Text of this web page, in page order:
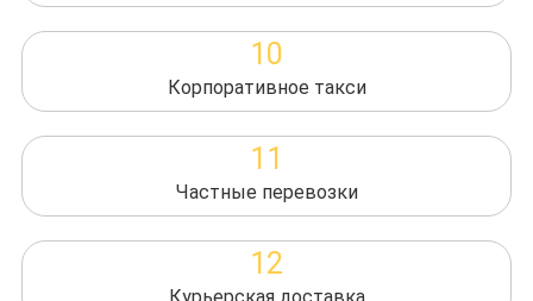
10
Корпоративное такси
11
Частные перевозки
12